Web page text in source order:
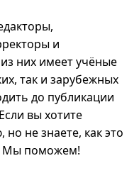
и
них имеет учёные
так и зарубежных
до публикации
вы хотите
не знаете, как это
Мы поможем!